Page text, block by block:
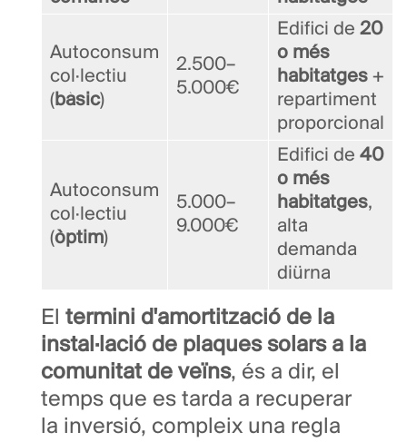
Autoconsum
col·lectiu
( bàsic)
2.500–
5.000€
Edifici de 20
o més
habitatges +
repartiment
proporcional
Autoconsum
col·lectiu
(òptim)
5.000–
9.000€
Edifici de 40
o més
habitatges,
alta
demanda
diürna
El termini d'amortització de la
instal·lació de plaques solars a la
comunitat de veïns, és a dir, el
temps que es tarda a recuperar
la inversió, compleix una regla